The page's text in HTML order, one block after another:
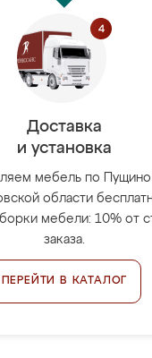
Доставка
и установка
мебель по Пущино
области
мебели: 10% от
заказа.
ПЕРЕЙТИ В КАТАЛОГ